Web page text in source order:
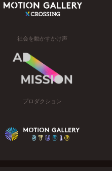
社会を動かすかけ声
プロダクション